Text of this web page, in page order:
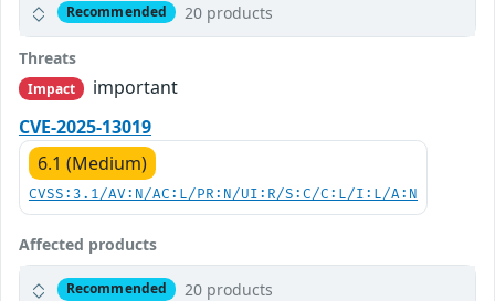
Recommended 20 products
Threats
Impact
important
CVE-2025-13019
6.1 (Medium)
CVSS:3.1/AV:N/AC:L/PR:N/UI:R/S:C/C:L/I:L/A:N
Affected products
Recommended 20 products